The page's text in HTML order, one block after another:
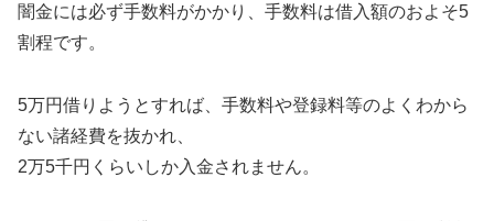
闇金には必ず手数料がかかり、手数料は借入額のおよそ5
割程です。
5万円借りようとすれば、手数料や登録料等のよくわから
ない諸経費を抜かれ、
2万5千円くらいしか入金されません。